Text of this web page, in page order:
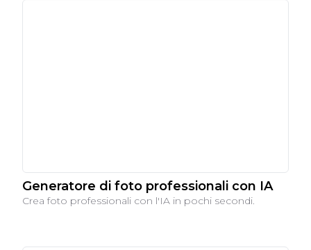
Generatore di foto professionali con IA
Crea foto professionali con l'IA in pochi secondi.